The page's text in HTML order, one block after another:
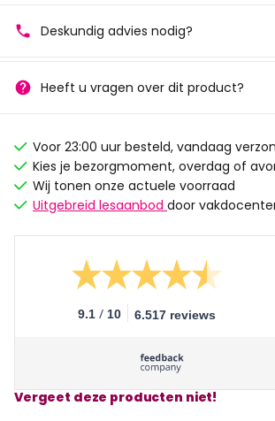
Deskundig advies nodig?
Heeft u vragen over dit product?
Voor 23:00 uur besteld, vandaag
Kies je bezorgmoment, overdag of
Wij tonen onze actuele voorraad
Uitgebreid lesaanbod door
9.1 / 10 6.517 reviews
Vergeet deze producten niet!